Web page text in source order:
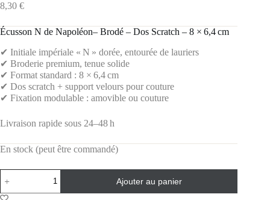
8,30 €
Écusson N de Napoléon– Brodé – Dos Scratch – 8 × 6,4 cm
✔ Initiale impériale « N » dorée, entourée de lauriers
✔ Broderie premium, tenue solide
✔ Format standard : 8 × 6,4 cm
✔ Dos scratch + support velours pour couture
✔ Fixation modulable : amovible ou couture
Livraison rapide sous 24–48 h
En stock (peut être commandé)
Ajouter au panier